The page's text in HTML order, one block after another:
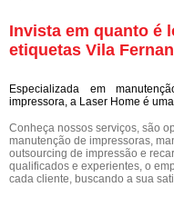
Invista em quanto é
etiquetas Vila
Especializada em
impressora, a Laser Home é
Conheça nossos serviços, são
manutenção de impressoras,
outsourcing de impressão e
qualificados e experientes, o
cada cliente, buscando a sua